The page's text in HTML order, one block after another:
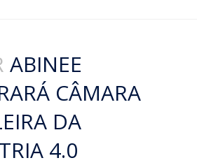
ABINEE
CÂMARA
DA
4.0